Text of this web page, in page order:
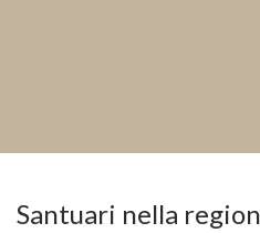
Santuari nella